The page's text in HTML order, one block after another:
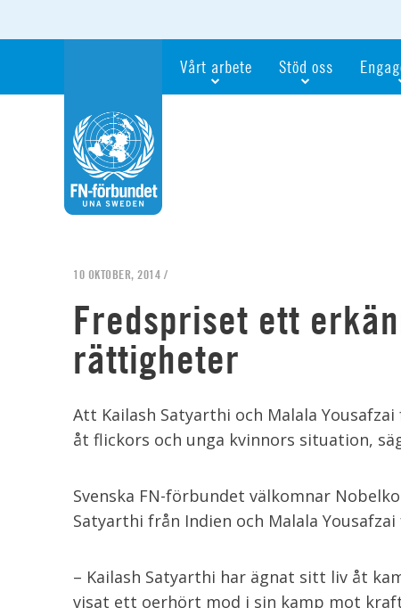
Vårt arbete Stöd oss
10 OKTOBER, 2014 /
Fredspriset ett
rättigheter
Att Kailash Satyarthi och Malala
åt flickors och unga kvinnors situation,
Svenska FN-förbundet välkomnar
Satyarthi från Indien och Malala
– Kailash Satyarthi har ägnat sitt liv åt
visat ett oerhört mod i sin kamp mot